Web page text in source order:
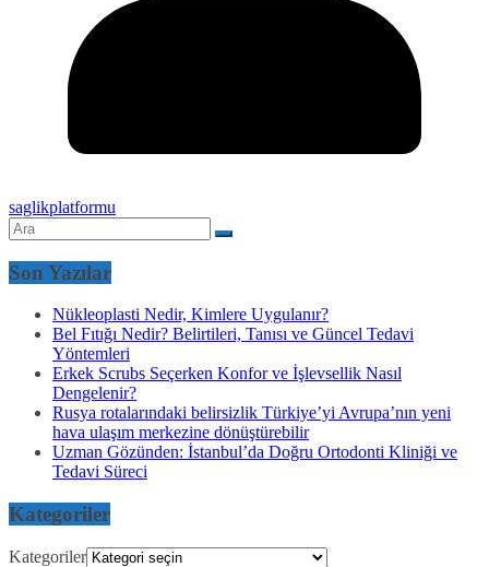
saglikplatformu
Son Yazılar
Nükleoplasti Nedir, Kimlere Uygulanır?
Bel Fıtığı Nedir? Belirtileri, Tanısı ve Güncel Tedavi
Yöntemleri
Erkek Scrubs Seçerken Konfor ve İşlevsellik Nasıl
Dengelenir?
Rusya rotalarındaki belirsizlik Türkiye’yi Avrupa’nın yeni
hava ulaşım merkezine dönüştürebilir
Uzman Gözünden: İstanbul’da Doğru Ortodonti Kliniği ve
Tedavi Süreci
Kategoriler
Kategoriler